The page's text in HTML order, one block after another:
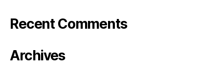
Recent Comments
Archives